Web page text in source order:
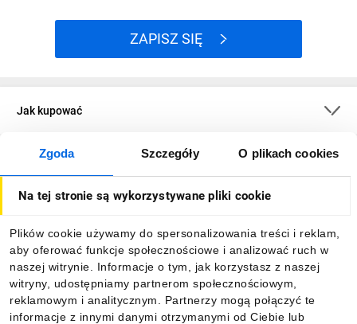
Zgoda Szczegóły O plikach cookies
Na tej stronie są wykorzystywane pliki cookie
Plików cookie używamy do spersonalizowania treści i reklam,
aby oferować funkcje społecznościowe i analizować ruch w
naszej witrynie. Informacje o tym, jak korzystasz z naszej
witryny, udostępniamy partnerom społecznościowym,
reklamowym i analitycznym. Partnerzy mogą połączyć te
informacje z innymi danymi otrzymanymi od Ciebie lub
ZAPISZ SIĘ
Jak kupować
O firmie
Informacje
Pobierz naszą aplikację mobilną: